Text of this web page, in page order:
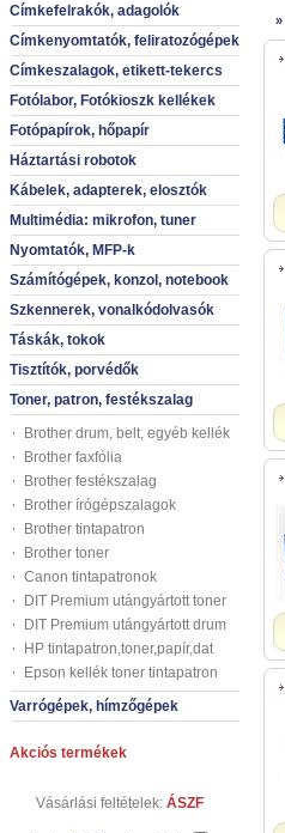
Címkefelrakók, adagolók
Címkenyomtatók, feliratozógépek
Címkeszalagok, etikett-tekercs
Fotólabor, Fotókioszk kellékek
Fotópapírok, hőpapír
Háztartási robotok
Kábelek, adapterek, elosztók
Multimédia: mikrofon, tuner
Nyomtatók, MFP-k
Számítógépek, konzol, notebook
Szkennerek, vonalkódolvasók
Táskák, tokok
Tisztítók, porvédők
Toner, patron, festékszalag
Brother drum, belt, egyéb kellék
Brother faxfólia
Brother festékszalag
Brother írógépszalagok
Brother tintapatron
Brother toner
Canon tintapatronok
DIT Premium utángyártott toner
DIT Premium utángyártott drum
HP tintapatron,toner,papír,dat
Epson kellék toner tintapatron
Varrógépek, hímzőgépek
Akciós termékek
Vásárlási feltételek: ÁSZF
»